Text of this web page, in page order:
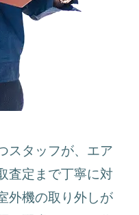
スタッフが、エア
査定まで丁寧に対
外機の取り外しが